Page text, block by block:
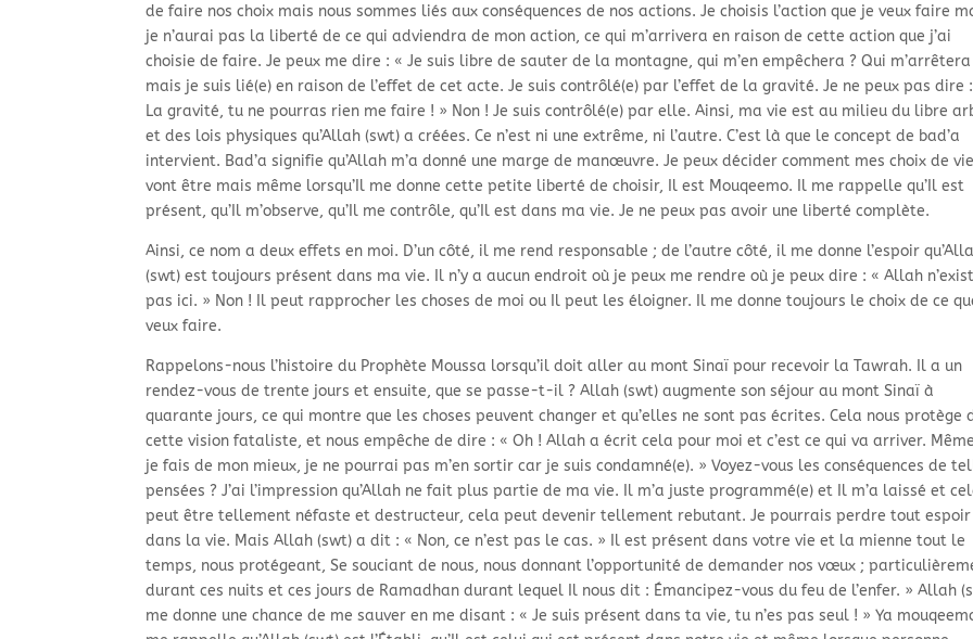
de faire nos choix mais nous sommes liés aux conséquences de nos actions. Je choisis l’action que je veux faire
je n’aurai pas la liberté de ce qui adviendra de mon action, ce qui m’arrivera en raison de cette action que j’ai
choisie de faire. Je peux me dire : « Je suis libre de sauter de la montagne, qui m’en empêchera ? Qui m’arrêtera
mais je suis lié(e) en raison de l’effet de cet acte. Je suis contrôlé(e) par l’effet de la gravité. Je ne peux pas dire
La gravité, tu ne pourras rien me faire ! » Non ! Je suis contrôlé(e) par elle. Ainsi, ma vie est au milieu du libre
et des lois physiques qu’Allah (swt) a créées. Ce n’est ni une extrême, ni l’autre. C’est là que le concept de bad’a
intervient. Bad’a signifie qu’Allah m’a donné une marge de manœuvre. Je peux décider comment mes choix de vie
vont être mais même lorsqu’Il me donne cette petite liberté de choisir, Il est Mouqeemo. Il me rappelle qu’Il est
présent, qu’Il m’observe, qu’Il me contrôle, qu’Il est dans ma vie. Je ne peux pas avoir une liberté complète.
Ainsi, ce nom a deux effets en moi. D’un côté, il me rend responsable ; de l’autre côté, il me donne l’espoir
(swt) est toujours présent dans ma vie. Il n’y a aucun endroit où je peux me rendre où je peux dire : « Allah
pas ici. » Non ! Il peut rapprocher les choses de moi ou Il peut les éloigner. Il me donne toujours le choix de ce
veux faire.
Rappelons-nous l’histoire du Prophète Moussa lorsqu’il doit aller au mont Sinaï pour recevoir la Tawrah. Il a un
rendez-vous de trente jours et ensuite, que se passe-t-il ? Allah (swt) augmente son séjour au mont Sinaï à
quarante jours, ce qui montre que les choses peuvent changer et qu’elles ne sont pas écrites. Cela nous protège
cette vision fataliste, et nous empêche de dire : « Oh ! Allah a écrit cela pour moi et c’est ce qui va arriver.
je fais de mon mieux, je ne pourrai pas m’en sortir car je suis condamné(e). » Voyez-vous les conséquences de
pensées ? J’ai l’impression qu’Allah ne fait plus partie de ma vie. Il m’a juste programmé(e) et Il m’a laissé et
peut être tellement néfaste et destructeur, cela peut devenir tellement rebutant. Je pourrais perdre tout espoir
dans la vie. Mais Allah (swt) a dit : « Non, ce n’est pas le cas. » Il est présent dans votre vie et la mienne tout le
temps, nous protégeant, Se souciant de nous, nous donnant l’opportunité de demander nos vœux ;
durant ces nuits et ces jours de Ramadhan durant lequel Il nous dit : Émancipez-vous du feu de l’enfer. » Allah
me donne une chance de me sauver en me disant : « Je suis présent dans ta vie, tu n’es pas seul ! » Ya